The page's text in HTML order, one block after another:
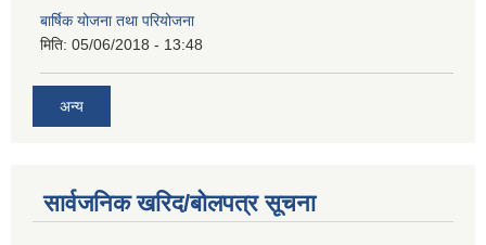
बार्षिक योजना तथा परियोजना
मिति: 05/06/2018 - 13:48
अन्य
सार्वजनिक खरिद/बोलपत्र सूचना